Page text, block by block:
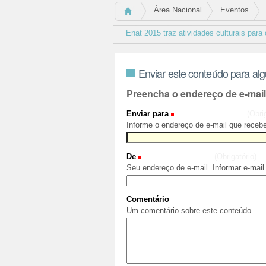
Área Nacional Eventos
Enat 2015 traz atividades culturais para
Enviar este conteúdo para
Preencha o endereço de e-
Enviar para
Informe o endereço de e-mail que
De
Seu endereço de e-mail. Informar e-
Comentário
Um comentário sobre este conteúdo.